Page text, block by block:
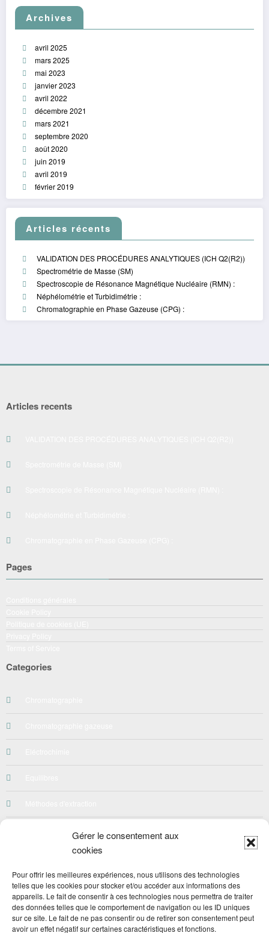
Gérer le consentement aux
cookies
Pour offrir les meilleures expériences, nous utilisons des technologies
telles que les cookies pour stocker et/ou accéder aux informations des
appareils. Le fait de consentir à ces technologies nous permettra de traiter
des données telles que le comportement de navigation ou les ID uniques
sur ce site. Le fait de ne pas consentir ou de retirer son consentement peut
avoir un effet négatif sur certaines caractéristiques et fonctions.
Archives
avril 2025
mars 2025
mai 2023
janvier 2023
avril 2022
décembre 2021
mars 2021
septembre 2020
août 2020
juin 2019
avril 2019
février 2019
Articles récents
VALIDATION DES PROCÉDURES ANALYTIQUES (ICH Q2(R2))
Spectrométrie de Masse (SM)
Spectroscopie de Résonance Magnétique Nucléaire (RMN) :
Néphélométrie et Turbidimétrie :
Chromatographie en Phase Gazeuse (CPG) :
Articles recents
Pages
Categories
Préparation des solutions
Qualité
Quiz